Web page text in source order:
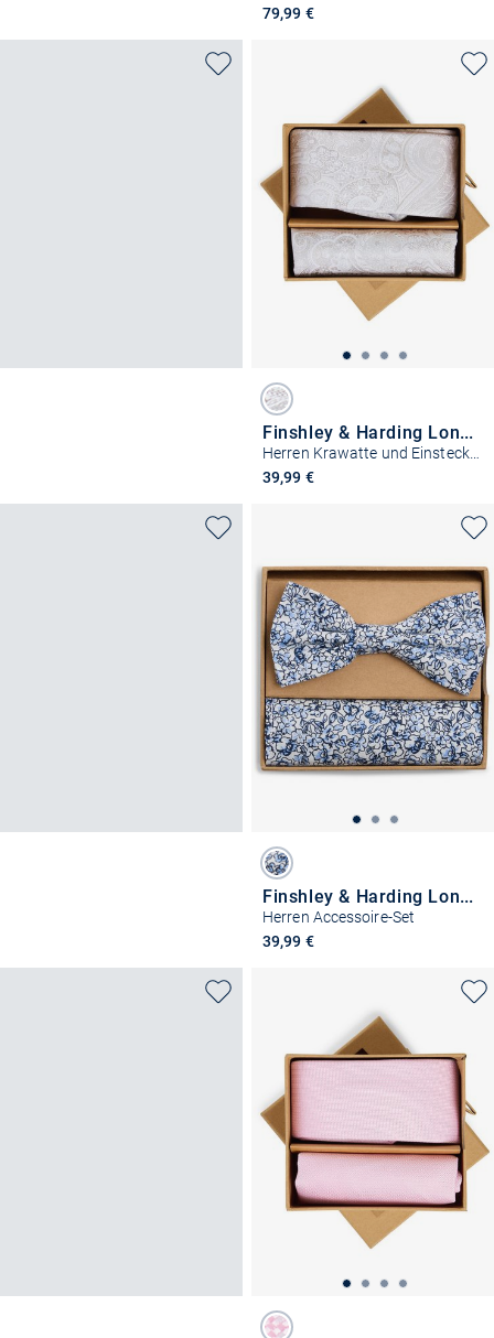
79,99 €
Finshley & Harding London
Herren Krawatte und Einstecktuch aus Seide
39,99 €
Finshley & Harding London
Herren Accessoire-Set
39,99 €